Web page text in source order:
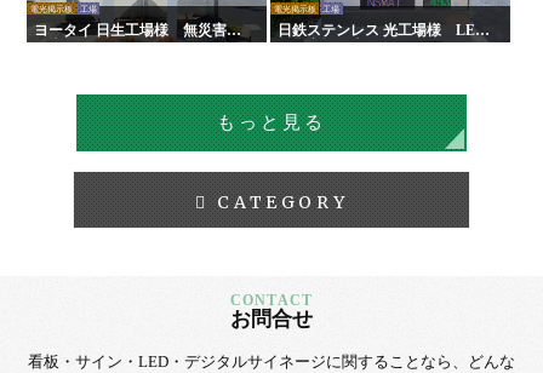
電光掲示板 工場
ヨータイ 日生工場様 無災害記
録表
電光掲示板 工場
日鉄ステンレス 光工場様 LED
無災害記録表
もっと見る
CATEGORY
お問合せ
看板・サイン・LED・デジタルサイネージに関することなら、
どんな